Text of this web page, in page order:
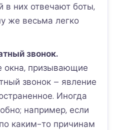
в них отвечают боты,
же весьма легко
звонок.
призывающие
звонок – явление
Иногда
например, если
каким-то причинам